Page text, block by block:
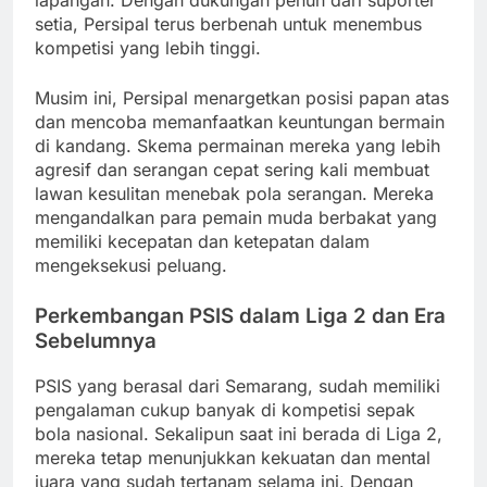
setia, Persipal terus berbenah untuk menembus
kompetisi yang lebih tinggi.
Musim ini, Persipal menargetkan posisi papan atas
dan mencoba memanfaatkan keuntungan bermain
di kandang. Skema permainan mereka yang lebih
agresif dan serangan cepat sering kali membuat
lawan kesulitan menebak pola serangan. Mereka
mengandalkan para pemain muda berbakat yang
memiliki kecepatan dan ketepatan dalam
mengeksekusi peluang.
Perkembangan PSIS dalam Liga 2 dan Era
Sebelumnya
PSIS yang berasal dari Semarang, sudah memiliki
pengalaman cukup banyak di kompetisi sepak
bola nasional. Sekalipun saat ini berada di Liga 2,
mereka tetap menunjukkan kekuatan dan mental
juara yang sudah tertanam selama ini. Dengan